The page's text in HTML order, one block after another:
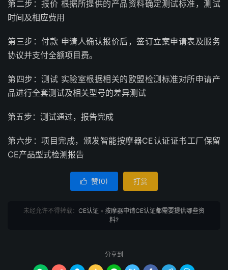
第二步：报价 根据所提供的产品资料确定测试标准，测试
时间及相应费用
第三步：付款 申请人确认报价后，签订立案申请表及服务
协议并支付全额项目费。
第四步：测试 实验室根据相关的欧盟检测标准对所申请产
品进行全套测试及相关型号的差异测试
第五步：测试通过，报告完成
第六步：项目完成，颁发智能按摩器CE认证证书工厂保留
CE产品型式检测报告
 赞(0) 打赏
未经允许不得转载： CE认证 » 按摩器申请CE认证都需要提供哪些资
料?
分享到